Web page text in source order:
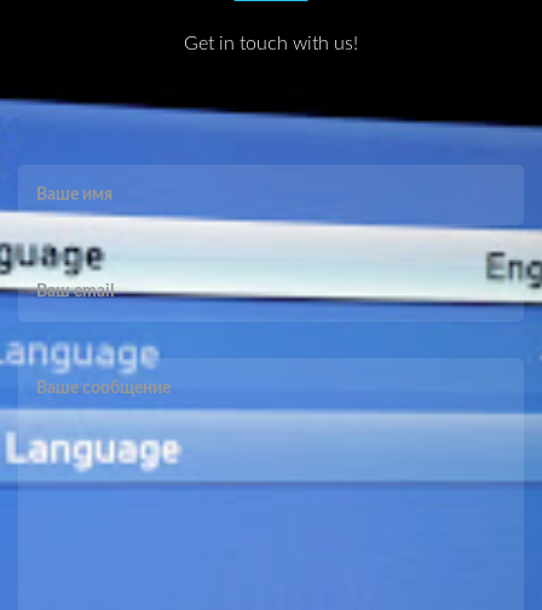
Get in touch with us!